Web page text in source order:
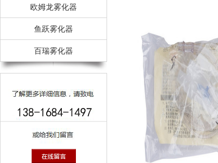
欧姆龙雾化器
鱼跃雾化器
百瑞雾化器